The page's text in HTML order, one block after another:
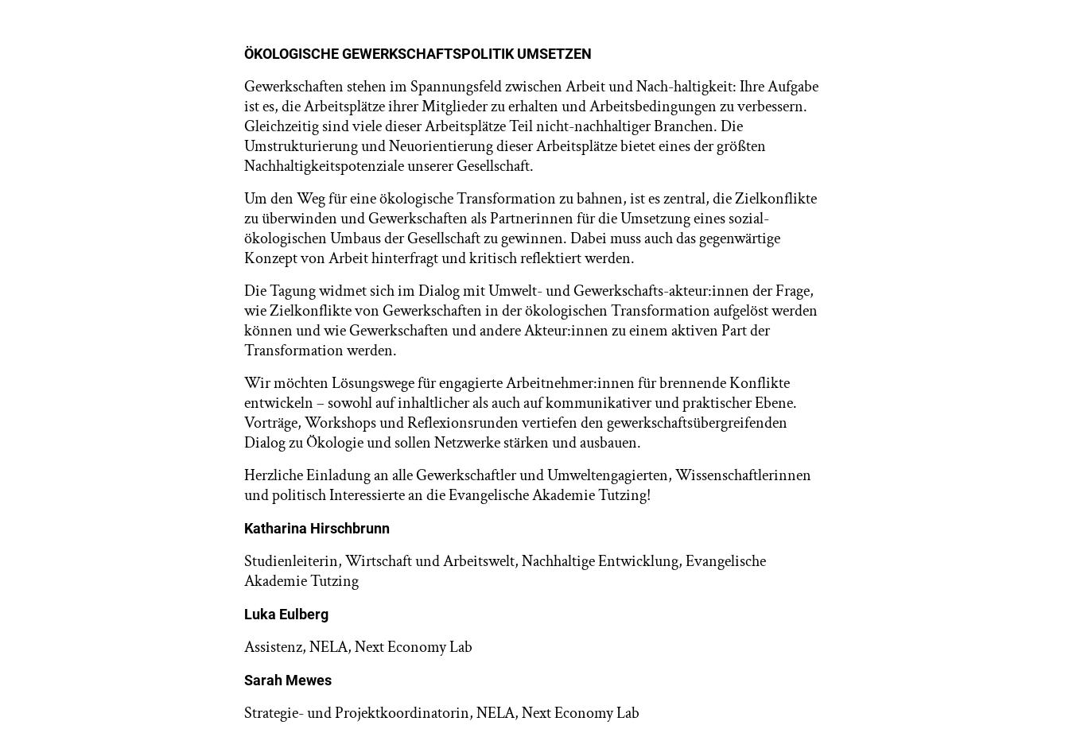
ÖKOLOGISCHE GEWERKSCHAFTSPOLITIK UMSETZEN
Gewerkschaften stehen im Spannungsfeld zwischen Arbeit und Nach-haltigkeit: Ihre Aufgabe
ist es, die Arbeitsplätze ihrer Mitglieder zu erhalten und Arbeitsbedingungen zu verbessern.
Gleichzeitig sind viele dieser Arbeitsplätze Teil nicht-nachhaltiger Branchen. Die
Umstrukturierung und Neuorientierung dieser Arbeitsplätze bietet eines der größten
Nachhaltigkeitspotenziale unserer Gesellschaft.
Um den Weg für eine ökologische Transformation zu bahnen, ist es zentral, die Zielkonflikte
zu überwinden und Gewerkschaften als Partnerinnen für die Umsetzung eines sozial-
ökologischen Umbaus der Gesellschaft zu gewinnen. Dabei muss auch das gegenwärtige
Konzept von Arbeit hinterfragt und kritisch reflektiert werden.
Die Tagung widmet sich im Dialog mit Umwelt- und Gewerkschafts-akteur:innen der Frage,
wie Zielkonflikte von Gewerkschaften in der ökologischen Transformation aufgelöst werden
können und wie Gewerkschaften und andere Akteur:innen zu einem aktiven Part der
Transformation werden.
Wir möchten Lösungswege für engagierte Arbeitnehmer:innen für brennende Konflikte
entwickeln – sowohl auf inhaltlicher als auch auf kommunikativer und praktischer Ebene.
Vorträge, Workshops und Reflexionsrunden vertiefen den gewerkschaftsübergreifenden
Dialog zu Ökologie und sollen Netzwerke stärken und ausbauen.
Herzliche Einladung an alle Gewerkschaftler und Umweltengagierten, Wissenschaftlerinnen
und politisch Interessierte an die Evangelische Akademie Tutzing!
Katharina Hirschbrunn
Studienleiterin, Wirtschaft und Arbeitswelt, Nachhaltige Entwicklung, Evangelische
Akademie Tutzing
Luka Eulberg
Assistenz, NELA, Next Economy Lab
Sarah Mewes
Strategie- und Projektkoordinatorin, NELA, Next Economy Lab